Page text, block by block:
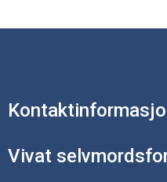
Vivat